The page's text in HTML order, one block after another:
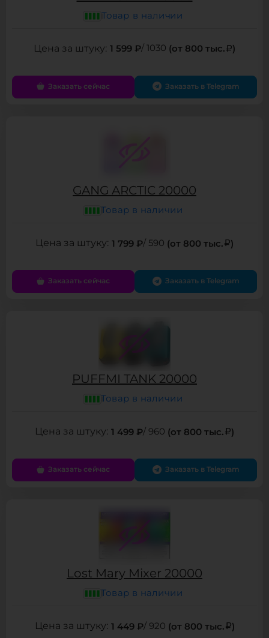
Товар в наличии
1 599 ₽/ 1030 (от 800 тыс. )
Заказать сейчас Заказать в Telegram
GANG ARCTIC 20000
Товар в наличии
1 799 ₽/ 590 (от 800 тыс. )
Заказать сейчас Заказать в Telegram
PUFFMI TANK 20000
Товар в наличии
1 499 ₽/ 960 (от 800 тыс. )
Заказать сейчас Заказать в Telegram
Lost Mary Mixer 20000
Товар в наличии
1 449 ₽/ 920 (от 800 тыс. )